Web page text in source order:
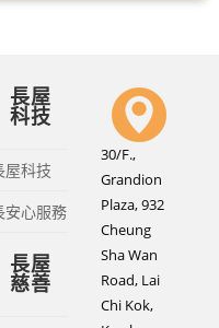
長屋
科技
屋科技
安心服務
長屋
慈善
30/F.,
Grandion
Plaza, 932
Cheung
Sha Wan
Road, Lai
Chi Kok,